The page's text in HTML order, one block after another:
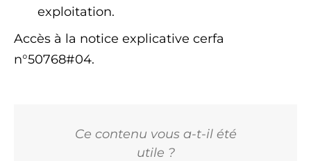
exploitation.
Accès à la notice explicative cerfa
n°50768#04.
Ce contenu vous a-t-il été
utile ?